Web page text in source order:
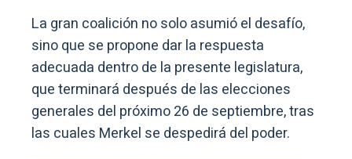
La gran coalición no solo asumió el desafío,
sino que se propone dar la respuesta
adecuada dentro de la presente legislatura,
que terminará después de las elecciones
generales del próximo 26 de septiembre, tras
las cuales Merkel se despedirá del poder.